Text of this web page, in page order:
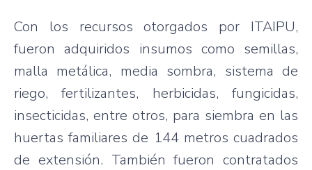
Con los recursos otorgados por ITAIPU,
fueron adquiridos insumos como semillas,
malla metálica, media sombra, sistema de
riego, fertilizantes, herbicidas, fungicidas,
insecticidas, entre otros, para siembra en las
huertas familiares de 144 metros cuadrados
de extensión. También fueron contratados